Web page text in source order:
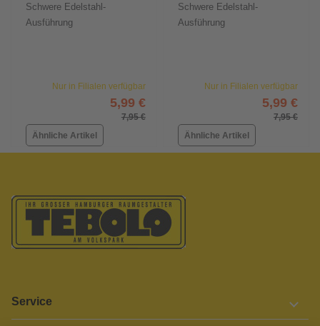
Schwere Edelstahl-
Ausführung
Nur in Filialen verfügbar
5,99 €
7,95 €
Ähnliche Artikel
Schwere Edelstahl-
Ausführung
Nur in Filialen verfügbar
5,99 €
7,95 €
Ähnliche Artikel
Service